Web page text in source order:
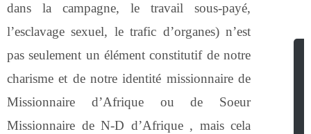
dans la campagne, le travail sous-payé,
l’esclavage sexuel, le trafic d’organes) n’est
pas seulement un élément constitutif de notre
charisme et de notre identité missionnaire de
Missionnaire d’Afrique ou de Soeur
Missionnaire de N-D d’Afrique , mais cela